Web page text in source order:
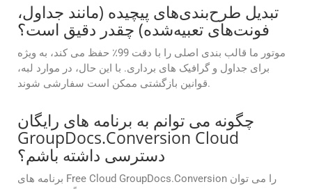
تبدیل طرح‌بندی‌های پیچیده (مانند جداول،
فونت‌های تعبیه‌شده) چقدر دقیق است؟
موتور ما قالب بندی اصلی را با دقت 99٪ حفظ می کند، به ویژه
برای جداول و گرافیک های برداری. با این حال، در موارد لبه،
قوانین بازگشتی ممکن است سفارشی شوند.
چگونه می توانم به برنامه های رایگان
GroupDocs.Conversion Cloud
دسترسی داشته باشم؟
برنامه های Free Cloud GroupDocs.Conversion را می توان